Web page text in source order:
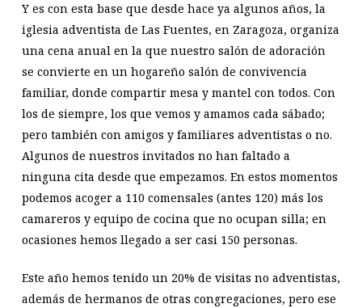
Y es con esta base que desde hace ya algunos años, la
iglesia adventista de Las Fuentes, en Zaragoza, organiza
una cena anual en la que nuestro salón de adoración
se convierte en un hogareño salón de convivencia
familiar, donde compartir mesa y mantel con todos. Con
los de siempre, los que vemos y amamos cada sábado;
pero también con amigos y familiares adventistas o no.
Algunos de nuestros invitados no han faltado a
ninguna cita desde que empezamos. En estos momentos
podemos acoger a 110 comensales (antes 120) más los
camareros y equipo de cocina que no ocupan silla; en
ocasiones hemos llegado a ser casi 150 personas.
Este año hemos tenido un 20% de visitas no adventistas,
además de hermanos de otras congregaciones, pero ese